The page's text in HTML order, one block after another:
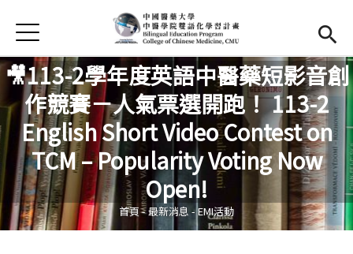
首頁
首頁
最新消息
EMI課程
活動集錦
學習資源
Jump to Navigation
Jump to Main content
🎥113-2學年度英語中醫藥短影音創
作競賽－人氣票選開跑！ 113-2
English Short Video Contest on
TCM – Popularity Voting Now
Open!
您在這裡
首頁 -最新消息 -EMI活動